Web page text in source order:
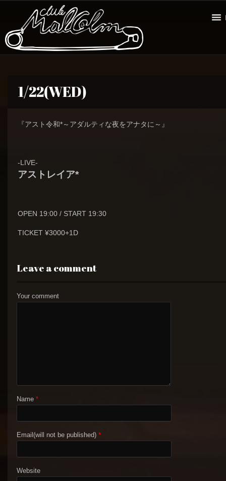
1/22(WED)
『アスト令和*～アダルティな夜をアナタに～』
-LIVE-
アストレイア*
OPEN 19:00 / START 19:30
TICKET ¥3000+1D
Leave a comment
Your comment
Name *
Email(will not be published) *
Website